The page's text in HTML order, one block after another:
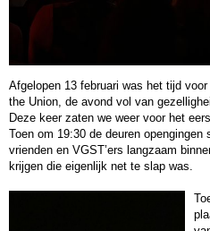
Afgelopen 13 februari was het tijd
the Union, de avond vol van
Deze keer zaten we weer voor het
Toen om 19:30 de deuren
vrienden en VGST’ers langzaam
krijgen die eigenlijk net te slap was.